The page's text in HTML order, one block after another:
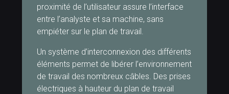
proximité de l’utilisateur assure l’interface
entre l’analyste et sa machine, sans
empiéter sur le plan de travail.
Un système d’interconnexion des différents
éléments permet de libérer l’environnement
de travail des nombreux câbles. Des prises
électriques à hauteur du plan de travail